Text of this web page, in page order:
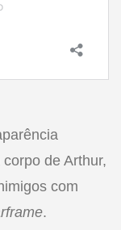
de Arthur,
com
.